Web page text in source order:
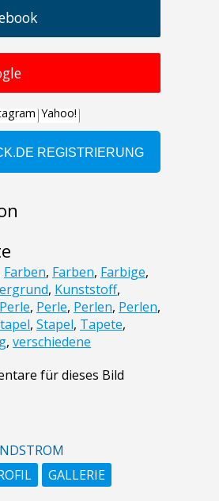
Farben, Farben, Farbige,
, Kunststoff,
Perle, Perle, Perlen, Perlen,
, Stapel, Tapete,
, verschiedene
für dieses Bild
GALLERIE